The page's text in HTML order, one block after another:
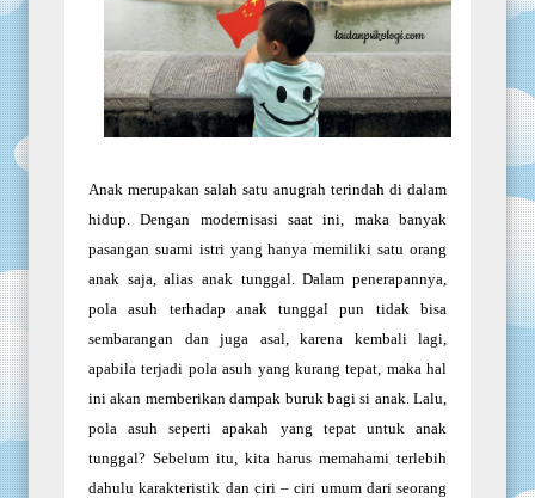
Anak merupakan salah satu anugrah terindah di dalam
hidup. Dengan modernisasi saat ini, maka banyak
pasangan suami istri yang hanya memiliki satu orang
anak saja, alias anak tunggal. Dalam penerapannya,
pola asuh terhadap anak tunggal pun tidak bisa
sembarangan dan juga asal, karena kembali lagi,
apabila terjadi pola asuh yang kurang tepat, maka hal
ini akan memberikan dampak buruk bagi si anak. Lalu,
pola asuh seperti apakah yang tepat untuk anak
tunggal? Sebelum itu, kita harus memahami terlebih
dahulu karakteristik dan ciri – ciri umum dari seorang